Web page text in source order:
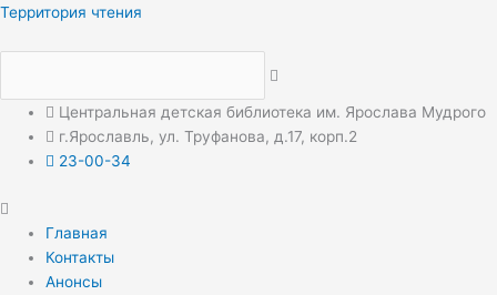
Перейти
Территория чтения
Центральная детская библиотека им. Ярослава Мудрого
г.Ярославль, ул. Труфанова, д.17, корп.2
23-00-34
Меню
Главная
Контакты
Анонсы
Меню